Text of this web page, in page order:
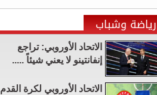
رياضة وشباب
الاتحاد الأوروبي: تراجع
إنفانتينو لا يعني شيئاً .....
الاتحاد الأوروبي لكرة القدم